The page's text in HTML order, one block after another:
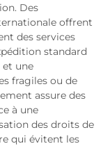
Des
offrent
des services
standard
et une
fragiles ou de
assure des
à une
des droits de
qui évitent les